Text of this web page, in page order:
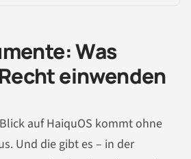
Was
einwenden
auf HaiquOS kommt ohne
Und die gibt es – in der